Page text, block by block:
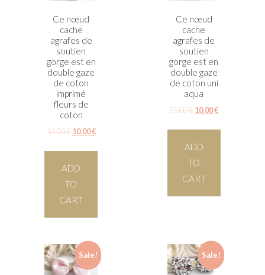
Ce nœud
cache
agrafes de
soutien
gorge est en
double gaze
de coton
imprimé
fleurs de
coton
15.00€ 10.00€
ADD
TO
CART
Ce nœud
cache
agrafes de
soutien
gorge est en
double gaze
de coton uni
aqua
15.00€10.00€
ADD
TO
CART
Sale! Sale!